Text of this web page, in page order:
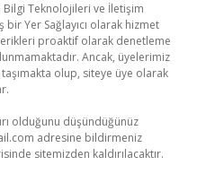
Bilgi Teknolojileri ve İletişim
bir Yer Sağlayıcı olarak hizmet
proaktif olarak denetleme
Ancak, üyelerimiz
olup, siteye üye olarak
olduğunu düşündüğünüz
adresine bildirmeniz
sitemizden kaldırılacaktır.